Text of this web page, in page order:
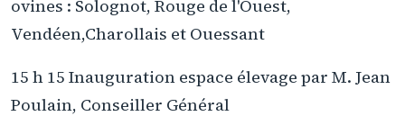
ovines : Solognot, Rouge de l'Ouest,
Vendéen,Charollais et Ouessant
15 h 15 Inauguration espace élevage par M. Jean
Poulain, Conseiller Général